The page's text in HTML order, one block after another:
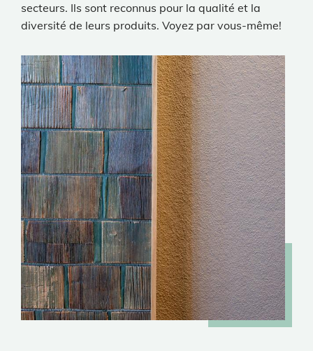
secteurs. Ils sont reconnus pour la qualité et la
diversité de leurs produits. Voyez par vous-même!